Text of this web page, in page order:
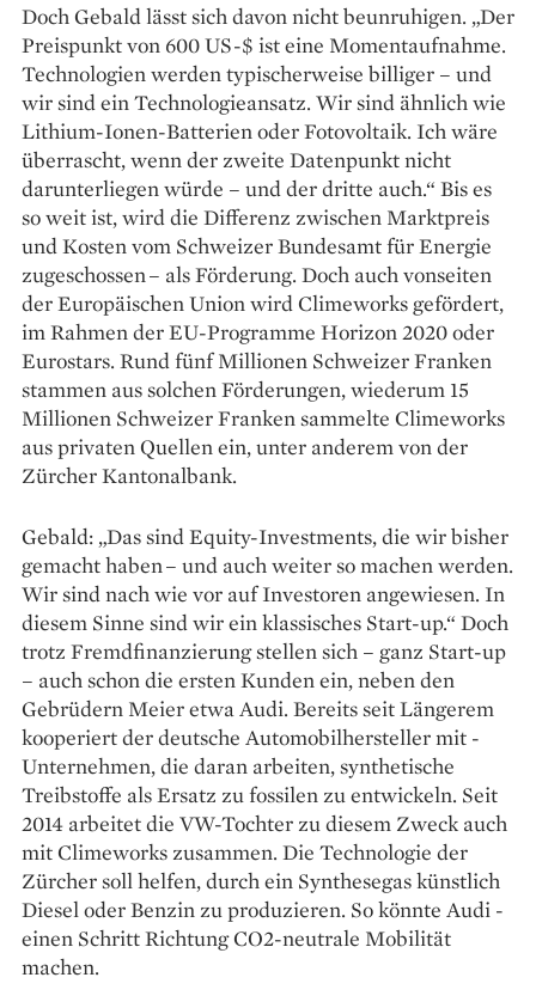
Doch Gebald lässt sich davon nicht beunruhigen. „Der
Preispunkt von 600 US-$ ist eine Momentaufnahme.
Technologien werden typischerweise billiger – und
wir sind ein Technologieansatz. Wir sind ähnlich wie
Lithium-Ionen-Batterien oder Fotovoltaik. Ich wäre
überrascht, wenn der zweite Datenpunkt nicht
darunterliegen würde – und der dritte auch.“ Bis es
so weit ist, wird die Differenz zwischen Marktpreis
und Kosten vom Schweizer Bundesamt für Energie
zugeschossen – als Förderung. Doch auch vonseiten
der Europäischen Union wird Climeworks gefördert,
im Rahmen der EU-Programme Horizon 2020 oder
Eurostars. Rund fünf Millionen Schweizer Franken
stammen aus solchen Förderungen, wiederum 15
Millionen Schweizer Franken sammelte Climeworks
aus privaten Quellen ein, unter anderem von der
Zürcher Kantonalbank.
Gebald: „Das sind Equity-Invest­ments, die wir bisher
gemacht ­haben – und auch weiter so machen werden.
Wir sind nach wie vor auf ­Investoren angewiesen. In
diesem Sinne sind wir ein klassisches Start-up.“ Doch
trotz Fremdfinanzierung stellen sich – ganz Start-up
– auch schon die ersten Kunden ein, neben den
Gebrüdern Meier etwa Audi. Bereits seit Längerem
kooperiert der deutsche ­Automobilhersteller mit ­
Unternehmen, die daran arbeiten, synthetische
Treibstoffe als Ersatz zu fossilen zu ent­wickeln. Seit
2014 arbeitet die VW-Toch­ter zu diesem Zweck auch
mit Climeworks zusammen. Die Technologie der
Zürcher soll helfen, durch ein Synthesegas künstlich
Diesel oder Benzin zu produzieren. So könnte Audi ­
einen Schritt Richtung CO2-neutrale Mobilität
machen.